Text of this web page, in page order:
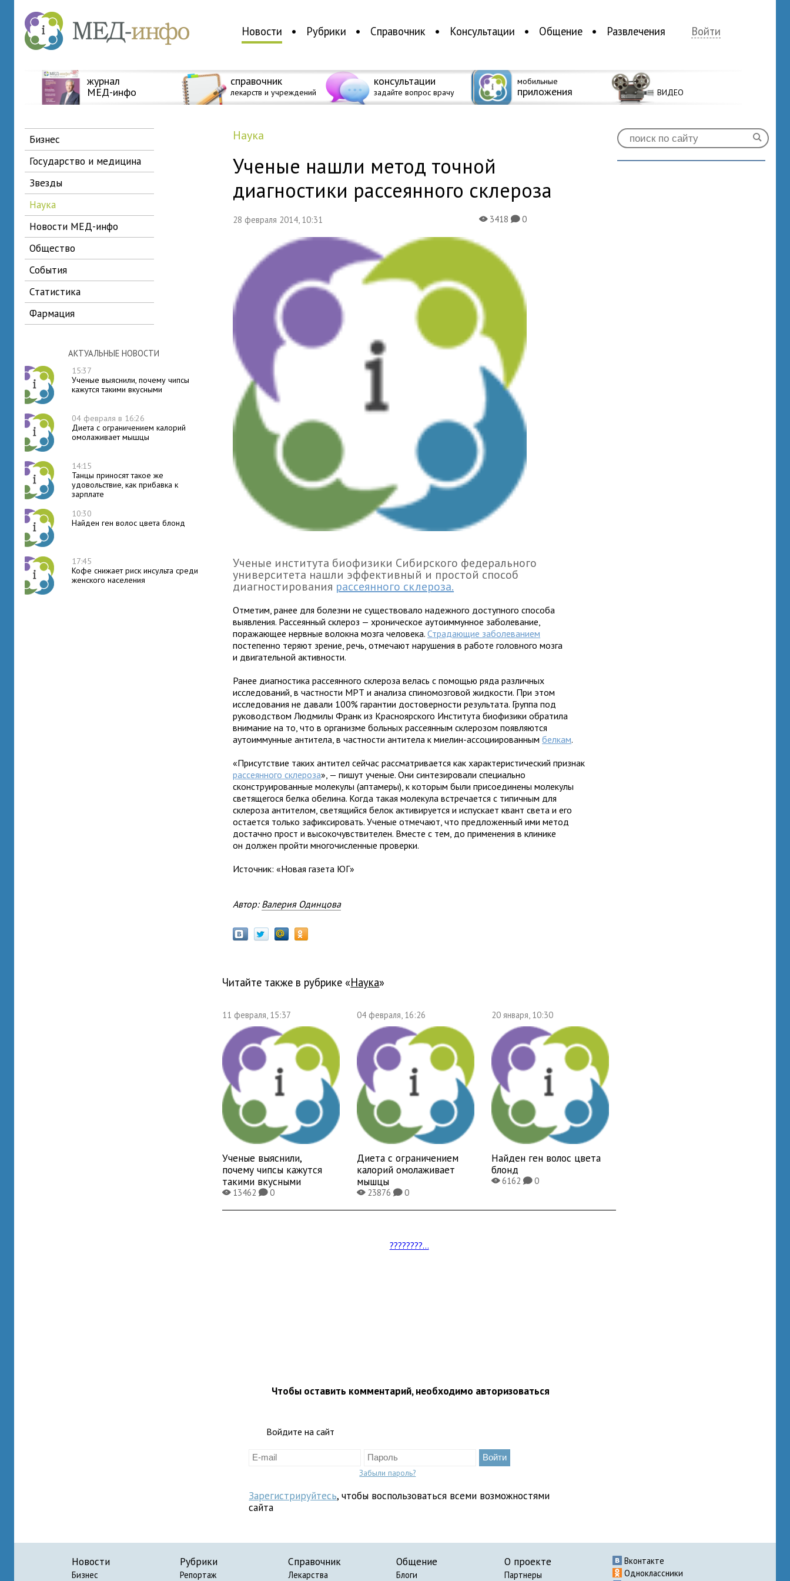
Новости Рубрики Справочник Консультации Общение Развлечения Войти
журнал
МЕД-инфо
справочник
лекарств и учреждений
консультации
задайте вопрос врачу
мобильные
приложения ВИДЕО
бизнес
государство и медицина
звезды
наука
новости МЕД-инфо
общество
события
статистика
фармация
АКТУАЛЬНЫЕ НОВОСТИ
15:37
Ученые выяснили, почему чипсы
кажутся такими вкусными
04 февраля в 16:26
Диета с ограничением калорий
омолаживает мышцы
14:15
Танцы приносят такое же
удовольствие, как прибавка к
зарплате
10:30
Найден ген волос цвета блонд
17:45
Кофе снижает риск инсульта среди
женского населения
наука
Ученые нашли метод точной
диагностики рассеянного склероза
28 февраля 2014, 10:31 X3418K0
Ученые института биофизики Сибирского федерального
университета нашли эффективный и простой способ
диагностирования рассеянного склероза.
Отметим, ранее для болезни не существовало надежного доступного способа
выявления. Рассеянный склероз — хроническое аутоиммунное заболевание,
поражающее нервные волокна мозга человека.Страдающие заболеванием
постепенно теряют зрение, речь, отмечают нарушения в работе головного мозга
и двигательной активности.
Ранее диагностика рассеянного склероза велась с помощью ряда различных
исследований, в частности МРТ и анализа спиномозговой жидкости. При этом
исследования не давали 100% гарантии достоверности результата. Группа под
руководством Людмилы Франк из Красноярского Института биофизики обратила
внимание на то, что в организме больных рассеянным склерозом появляются
аутоиммунные антитела, в частности антитела к миелин-ассоциированнымбелкам.
«Присутствие таких антител сейчас рассматривается как характеристический признак
рассеянного склероза», — пишут ученые. Они синтезировали специально
сконструированные молекулы (аптамеры), к которым были присоединены молекулы
светящегося белка обелина. Когда такая молекула встречается с типичным для
склероза антителом, светящийся белок активируется и испускает квант света и его
остается только зафиксировать. Ученые отмечают, что предложенный ими метод
достачно прост и высокочувствителен. Вместе с тем, до применения в клинике
он должен пройти многочисленные проверки.
Источник: «Новая газета ЮГ»
Автор: Валерия Одинцова
Читайте также в рубрике « наука»
11 февраля, 15:37
Ученые выяснили,
почему чипсы кажутся
такими вкусными
X13462K0
04 февраля, 16:26
Диета с ограничением
калорий омолаживает
мышцы
X23876K0
20 января, 10:30
Найден ген волос цвета
блонд
X6162K0
????????...
Чтобы оставить комментарий, необходимо авторизоваться
Войдите на сайт
Забыли пароль?
Зарегистрируйтесь, чтобы воспользоваться всеми возможностями
сайта
Новости
Бизнес
Рубрики
Репортаж
Справочник
Лекарства
Общение
Блоги
О проекте
Партнеры
Вконтакте
Одноклассники